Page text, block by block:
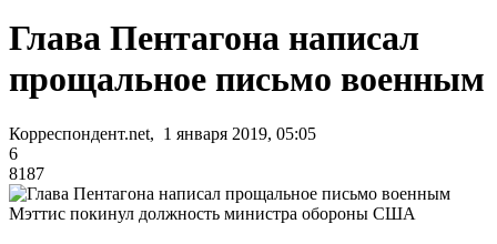
Глава Пентагона написал
прощальное письмо военным
Корреспондент.net, 1 января 2019, 05:05
6
8187
Мэттис покинул должность министра обороны США